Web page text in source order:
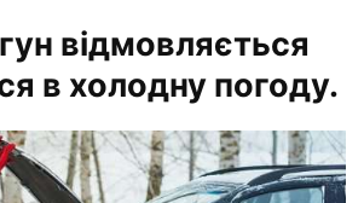
відмовляється
в холодну погоду.